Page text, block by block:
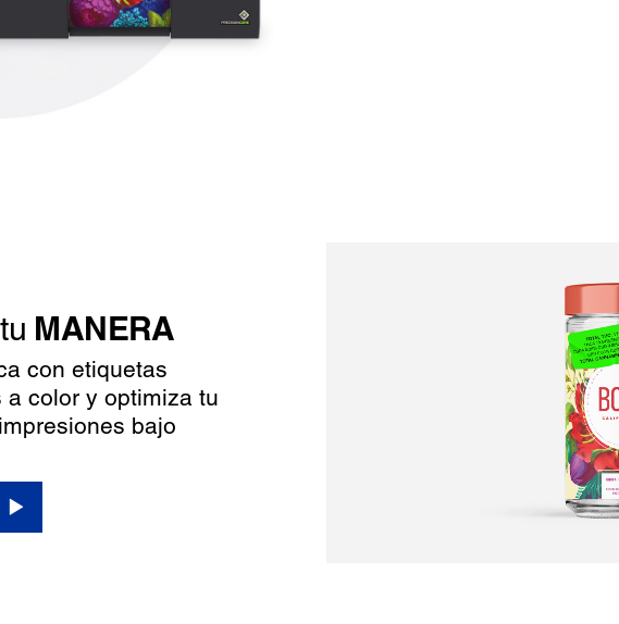
MANERA
con etiquetas
a color y optimiza tu
bajo